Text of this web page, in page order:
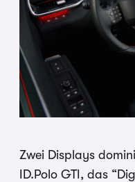
Zwei Displays
ID.Polo GTI, das